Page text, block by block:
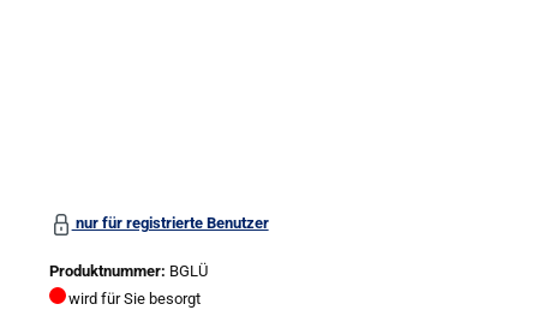
nur für registrierte Benutzer
Produktnummer: BGLÜ
wird für Sie besorgt